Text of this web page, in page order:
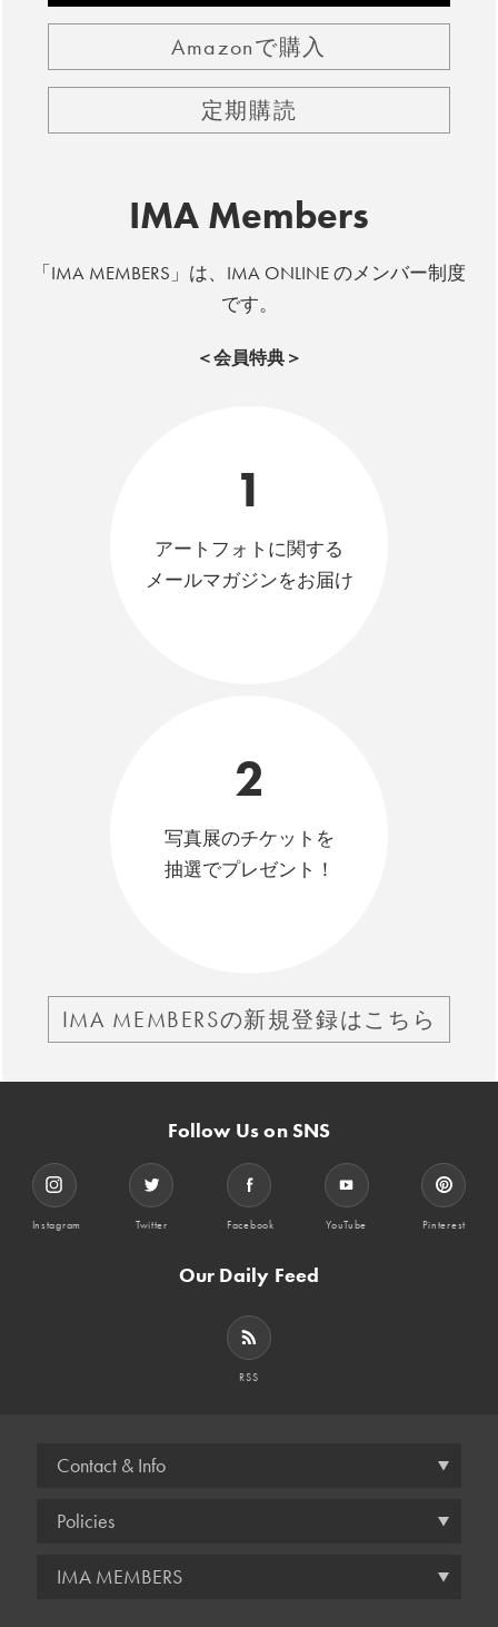
Amazonで購入
定期購読
IMA Members
「IMA MEMBERS」は、IMA ONLINE のメンバー制度
です。
＜会員特典＞
1
アートフォトに関する
メールマガジンをお届け
2
写真展のチケットを
抽選でプレゼント！
IMA MEMBERSの新規登録はこちら
Follow Us on SNS
Instagram Twitter Facebook YouTube Pinterest
Our Daily Feed
RSS
Contact & Info
Policies
IMA MEMBERS